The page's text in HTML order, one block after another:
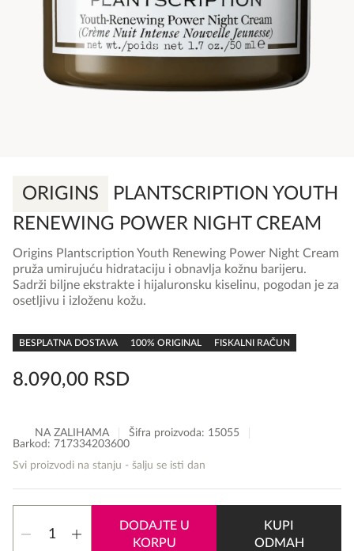
ORIGINS
PLANTSCRIPTION YOUTH
RENEWING POWER NIGHT CREAM
rating
BESPLATNA DOSTAVA 100% ORIGINAL FISKALNI RAČUN
8.090,00 RSD
Origins Plantscription Youth Renewing Power Night Cream
pruža umirujuću hidrataciju i obnavlja kožnu barijeru.
Sadrži biljne ekstrakte i hijaluronsku kiselinu, pogodan je za
osetljivu i izloženu kožu.
NA ZALIHAMA Šifra proizvoda: 15055
Barkod: 717334203600
Svi proizvodi na stanju - šalju se isti dan
Plantscription
DODAJTE U
KORPU
KUPI
ODMAH